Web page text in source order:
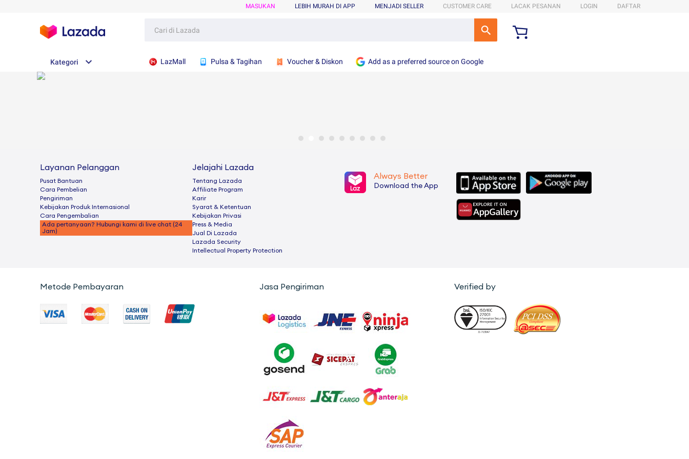
MASUKAN LEBIH MURAH DI APP MENJADI SELLER CUSTOMER CARE LACAK PESANAN LOGIN DAFTAR
Kategori LazMall Pulsa & Tagihan Voucher & Diskon Add as a preferred source on Google
Layanan Pelanggan
Pusat Bantuan
Cara Pembelian
Pengiriman
Kebijakan Produk Internasional
Cara Pengembalian
Ada pertanyaan? Hubungi kami di live chat (24
Jam)
Jelajahi Lazada
Tentang Lazada
Afﬁliate Program
Karir
Syarat & Ketentuan
Kebijakan Privasi
Press & Media
Jual Di Lazada
Lazada Security
Intellectual Property Protection
Always Better
Download the App
Metode Pembayaran Jasa Pengiriman Verified by